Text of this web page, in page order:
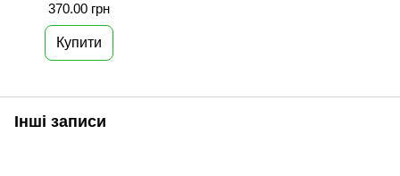
370.00 грн
Купити
Інші записи